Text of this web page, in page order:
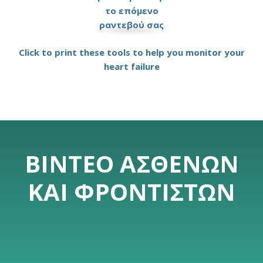
το επόμενο
ραντεβού σας
Click to print these tools to help you monitor your
heart failure
ΒΊΝΤΕΟ ΑΣΘΕΝΏΝ
ΚΑΙ ΦΡΟΝΤΙΣΤΏΝ